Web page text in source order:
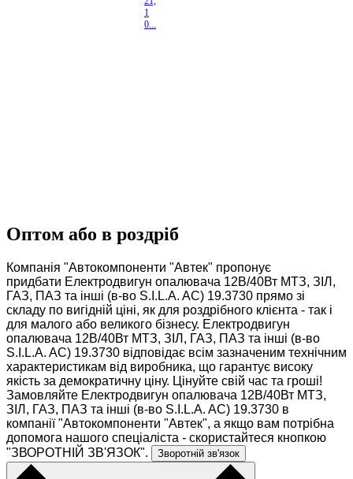
1
0...
Оптом або в роздріб
Компанія "Автокомпоненти "Автек" пропонує
придбати Електродвигун опалювача 12В/40Вт МТЗ, ЗІЛ,
ГАЗ, ПАЗ та інші (в-во S.I.L.A. AC) 19.3730 прямо зі
складу по вигідній ціні, як для роздрібного клієнта - так і
для малого або великого бізнесу. Електродвигун
опалювача 12В/40Вт МТЗ, ЗІЛ, ГАЗ, ПАЗ та інші (в-во
S.I.L.A. AC) 19.3730 відповідає всім зазначеним технічним
характеристикам від виробника, що гарантує високу
якість за демократичну ціну. Цінуйте свій час та гроші!
Замовляйте Електродвигун опалювача 12В/40Вт МТЗ,
ЗІЛ, ГАЗ, ПАЗ та інші (в-во S.I.L.A. AC) 19.3730 в
компанії "Автокомпоненти "Автек", а якщо вам потрібна
допомога нашого спеціаліста - скористайтеся кнопкою
"ЗВОРОТНІЙ ЗВ'ЯЗОК".
Зворотній зв'язок